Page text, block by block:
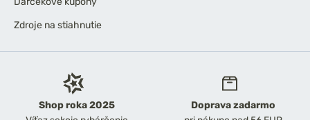
Shop roka 2025
Doprava zadarmo
Zdroje na stiahnutie